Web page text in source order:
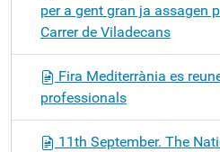
per a gent gran ja assagen
Carrer de Viladecans
Fira Mediterrània es
professionals
11th September. The